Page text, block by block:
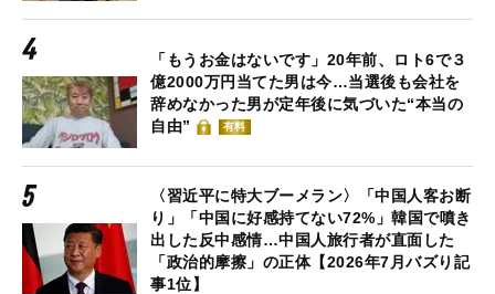
「もうお金はないです」20年前、ロト6で３
億2000万円当てた男は今…当選後も会社を
辞めなかった男が定年後に気づいた“本当の
自由”
有料
〈習近平に特大ブーメラン〉「中国人客お断
り」「中国に好感持てない72%」韓国で噴き
出した反中感情…中国人旅行者が直面した
「政治的摩擦」の正体【2026年7月バズり記
事1位】